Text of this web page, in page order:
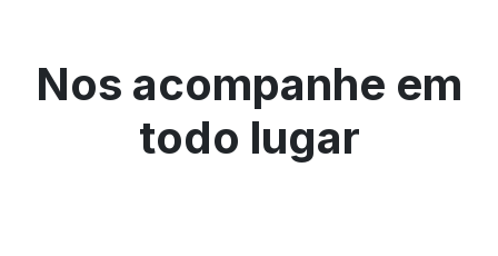
Nos acompanhe em
todo lugar